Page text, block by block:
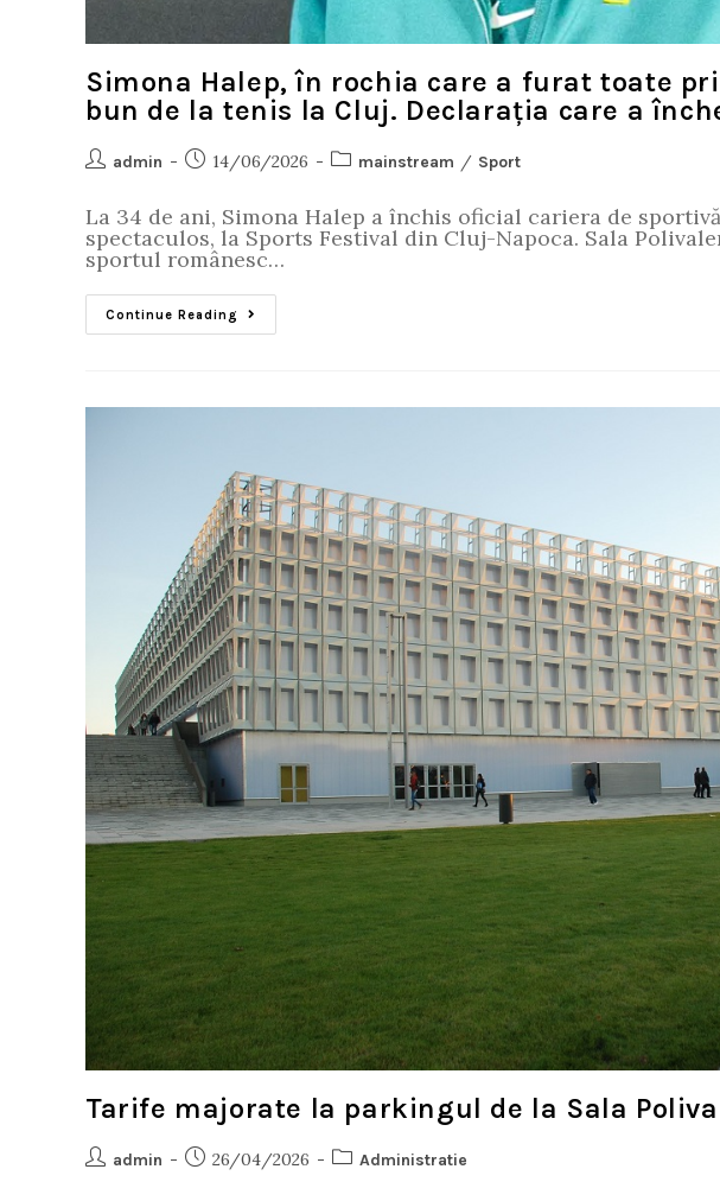
Simona Halep, în rochia care a furat toate
bun de la tenis la Cluj. Declarația care a
admin 14/06/2026 mainstream / Sport
La 34 de ani, Simona Halep a închis oficial cariera de
spectaculos, la Sports Festival din Cluj-Napoca. Sala
sportul românesc…
Continue Reading
Tarife majorate la parkingul de la Sala
admin 26/04/2026 Administratie